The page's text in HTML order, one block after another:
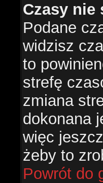
Czasy nie
Podane
widzisz
to
strefę
zmiana
dokonana
więc
żeby to
Powrót do